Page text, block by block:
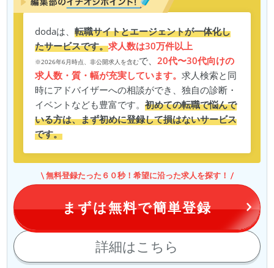
dodaは、転職サイトとエージェントが一体化し
たサービスです。求人数は30万件以上
※2026年6月時点、非公開求人を含むで、20代〜30代向けの
求人数・質・幅が充実しています。求人検索と同
時にアドバイザーへの相談ができ、独自の診断・
イベントなども豊富です。初めての転職で悩んで
いる方は、まず初めに登録して損はないサービス
です。
詳細はこちら
無料登録たった６０秒！希望に沿った求人を探す！
まずは無料で簡単登録